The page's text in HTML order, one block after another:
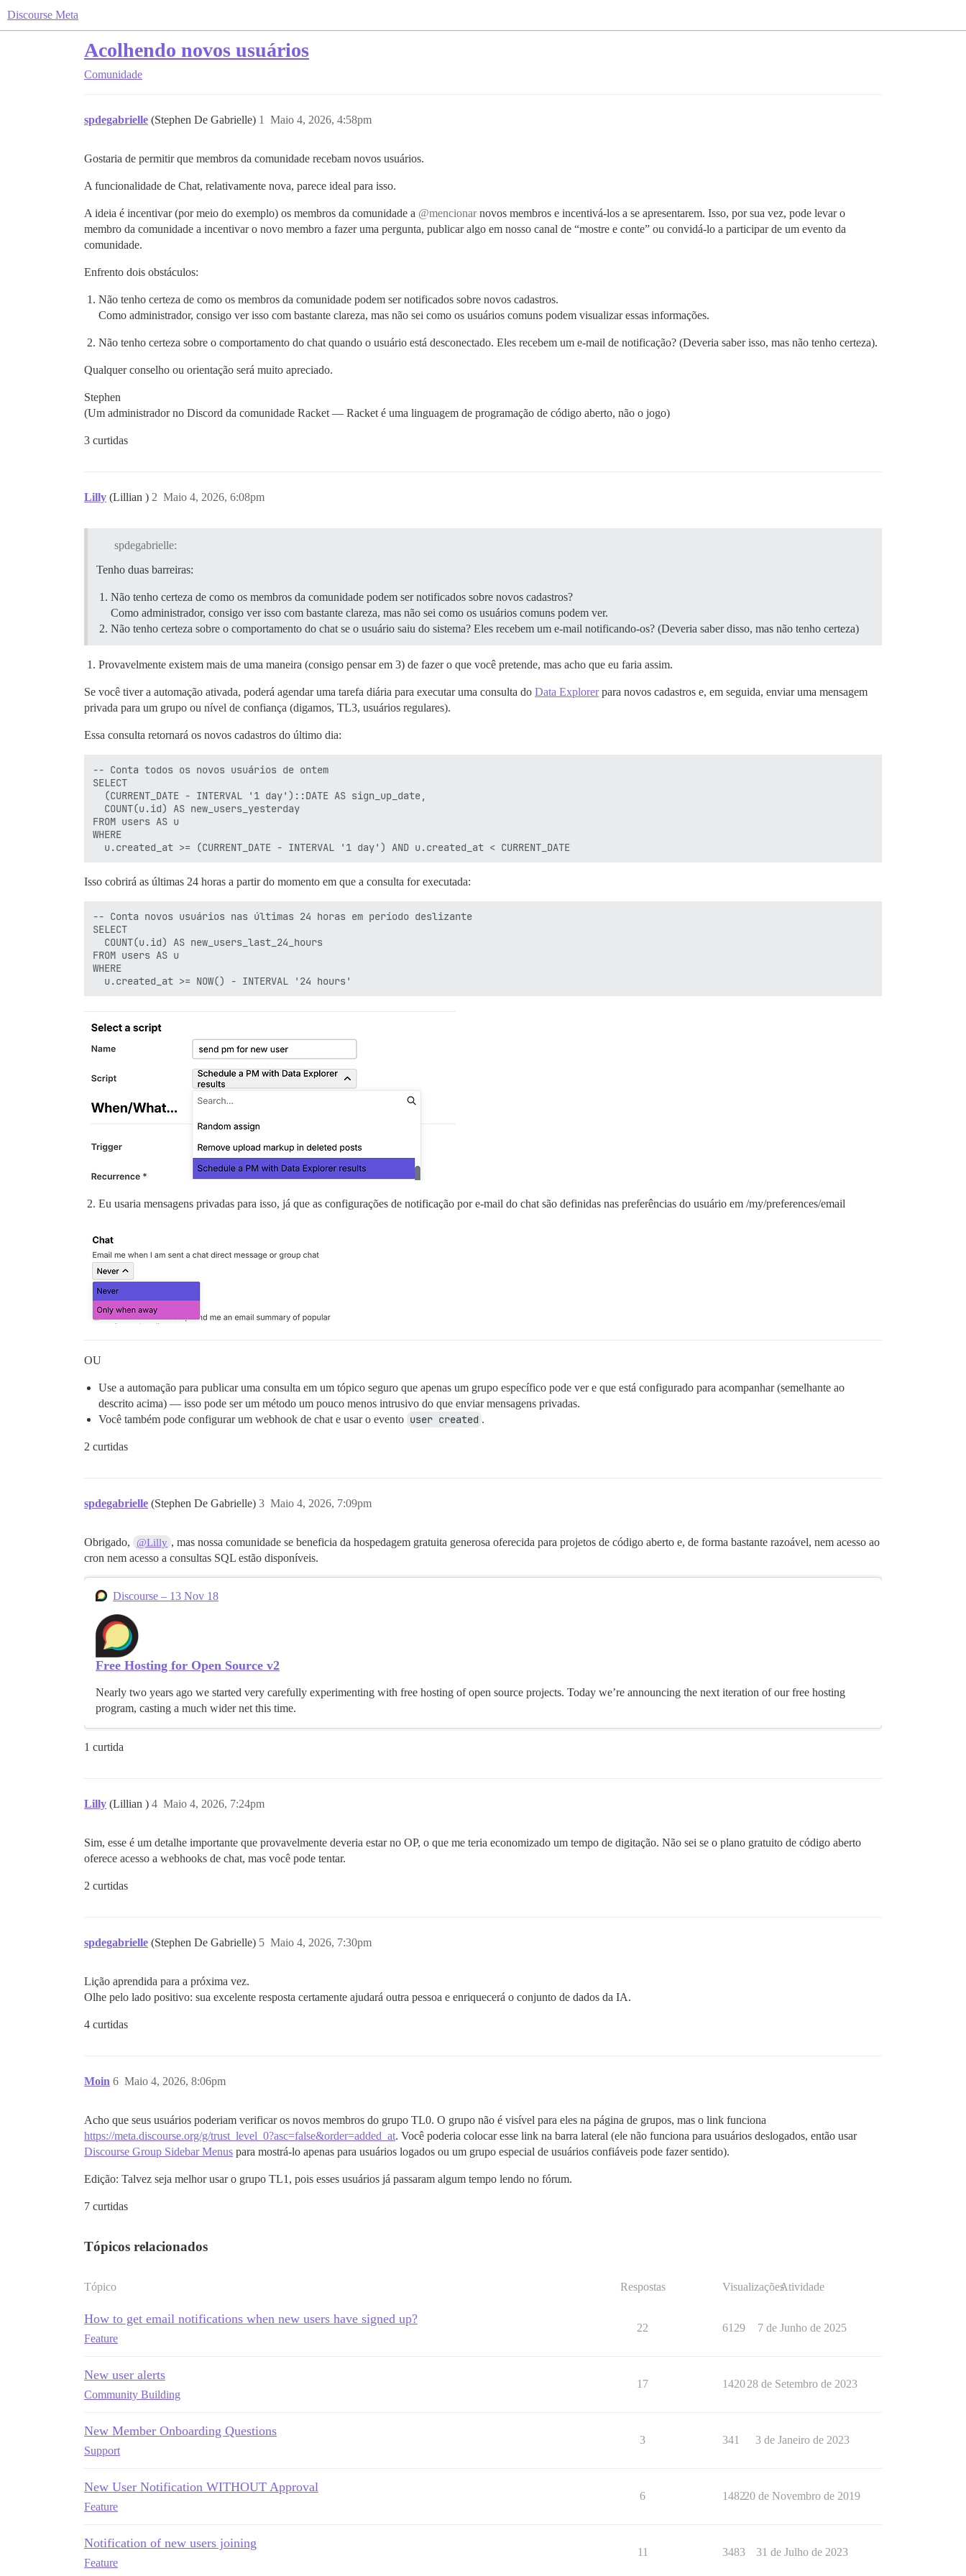
Discourse Meta
Acolhendo novos usuários
Comunidade
spdegabrielle (Stephen De Gabrielle) Maio 4, 2026, 4:58pm
1
Gostaria de permitir que membros da comunidade recebam novos usuários.
A funcionalidade de Chat, relativamente nova, parece ideal para isso.
A ideia é incentivar (por meio do exemplo) os membros da comunidade a @mencionarnovos membros e incentivá-los a se apresentarem. Isso, por sua vez, pode levar o
membro da comunidade a incentivar o novo membro a fazer uma pergunta, publicar algo em nosso canal de “mostre e conte” ou convidá-lo a participar de um evento da
comunidade.
Enfrento dois obstáculos:
Não tenho certeza de como os membros da comunidade podem ser notificados sobre novos cadastros.
Como administrador, consigo ver isso com bastante clareza, mas não sei como os usuários comuns podem visualizar essas informações.
Não tenho certeza sobre o comportamento do chat quando o usuário está desconectado. Eles recebem um e-mail de notificação? (Deveria saber isso, mas não tenho certeza).
Qualquer conselho ou orientação será muito apreciado.
Stephen
(Um administrador no Discord da comunidade Racket — Racket é uma linguagem de programação de código aberto, não o jogo)
3 curtidas
Lilly (Lillian ) Maio 4, 2026, 6:08pm
2
spdegabrielle:
Tenho duas barreiras:
Não tenho certeza de como os membros da comunidade podem ser notificados sobre novos cadastros?
Como administrador, consigo ver isso com bastante clareza, mas não sei como os usuários comuns podem ver.
Não tenho certeza sobre o comportamento do chat se o usuário saiu do sistema? Eles recebem um e-mail notificando-os? (Deveria saber disso, mas não tenho certeza)
Provavelmente existem mais de uma maneira (consigo pensar em 3) de fazer o que você pretende, mas acho que eu faria assim.
Se você tiver a automação ativada, poderá agendar uma tarefa diária para executar uma consulta do Data Explorerpara novos cadastros e, em seguida, enviar uma mensagem
privada para um grupo ou nível de confiança (digamos, TL3, usuários regulares).
Essa consulta retornará os novos cadastros do último dia:
-- Conta todos os novos usuários de ontem
SELECT
  (CURRENT_DATE - INTERVAL '1 day')::DATE AS sign_up_date,
  COUNT(u.id) AS new_users_yesterday
FROM users AS u
WHERE
Isso cobrirá as últimas 24 horas a partir do momento em que a consulta for executada:
-- Conta novos usuários nas últimas 24 horas em período deslizante
SELECT
  COUNT(u.id) AS new_users_last_24_hours
FROM users AS u
WHERE
Eu usaria mensagens privadas para isso, já que as configurações de notificação por e-mail do chat são definidas nas preferências do usuário em /my/preferences/email
OU
Use a automação para publicar uma consulta em um tópico seguro que apenas um grupo específico pode ver e que está configurado para acompanhar (semelhante ao
descrito acima) — isso pode ser um método um pouco menos intrusivo do que enviar mensagens privadas.
Você também pode configurar um webhook de chat e usar o evento user created .
2 curtidas
spdegabrielle (Stephen De Gabrielle) Maio 4, 2026, 7:09pm
3
Obrigado, @Lilly , mas nossa comunidade se beneficia da hospedagem gratuita generosa oferecida para projetos de código aberto e, de forma bastante razoável, nem acesso ao
cron nem acesso a consultas SQL estão disponíveis.
Discourse – 13 Nov 18
Free Hosting for Open Source v2
Nearly two years ago we started very carefully experimenting with free hosting of open source projects. Today we’re announcing the next iteration of our free hosting
program, casting a much wider net this time.
1 curtida
Lilly (Lillian ) Maio 4, 2026, 7:24pm
4
Sim, esse é um detalhe importante que provavelmente deveria estar no OP, o que me teria economizado um tempo de digitação. Não sei se o plano gratuito de código aberto
oferece acesso a webhooks de chat, mas você pode tentar.
2 curtidas
spdegabrielle (Stephen De Gabrielle) Maio 4, 2026, 7:30pm
5
Lição aprendida para a próxima vez.
Olhe pelo lado positivo: sua excelente resposta certamente ajudará outra pessoa e enriquecerá o conjunto de dados da IA.
4 curtidas
Moin Maio 4, 2026, 8:06pm
6
Acho que seus usuários poderiam verificar os novos membros do grupo TL0. O grupo não é visível para eles na página de grupos, mas o link funciona
https://meta.discourse.org/g/trust_level_0?asc=false&order=added_at. Você poderia colocar esse link na barra lateral (ele não funciona para usuários deslogados, então usar
Discourse Group Sidebar Menus para mostrá-lo apenas para usuários logados ou um grupo especial de usuários confiáveis pode fazer sentido).
Edição: Talvez seja melhor usar o grupo TL1, pois esses usuários já passaram algum tempo lendo no fórum.
7 curtidas
Tópicos relacionados
Tópico Respostas VisualizaçõesAtividade
How to get email notifications when new users have signed up?
Feature
22 6129 7 de Junho de 2025
New user alerts
Community Building
17 142028 de Setembro de 2023
New Member Onboarding Questions
Support
3 341 3 de Janeiro de 2023
New User Notification WITHOUT Approval
Feature
6 148220 de Novembro de 2019
Notification of new users joining
Feature
11 3483 31 de Julho de 2023